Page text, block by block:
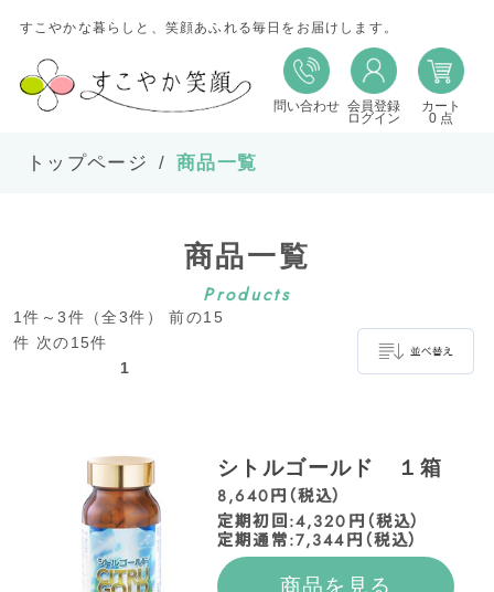
すこやかな暮らしと、笑顔あふれる毎日をお届けします。
問い合わせ 会員登録
ログイン
カート
0 点
トップページ 商品一覧
商品一覧
Products
1件～3件（全3件） 前の15
件 次の15件
1
並び替え
表示件数
シトルゴールド １箱
8,640円（税込）
定期初回:4,320円（税込）
定期通常:7,344円（税込）
商品を見る